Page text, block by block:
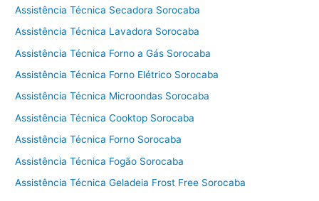
Assistência Técnica Secadora Sorocaba
Assistência Técnica Lavadora Sorocaba
Assistência Técnica Forno a Gás Sorocaba
Assistência Técnica Forno Elétrico Sorocaba
Assistência Técnica Microondas Sorocaba
Assistência Técnica Cooktop Sorocaba
Assistência Técnica Forno Sorocaba
Assistência Técnica Fogão Sorocaba
Assistência Técnica Geladeia Frost Free Sorocaba